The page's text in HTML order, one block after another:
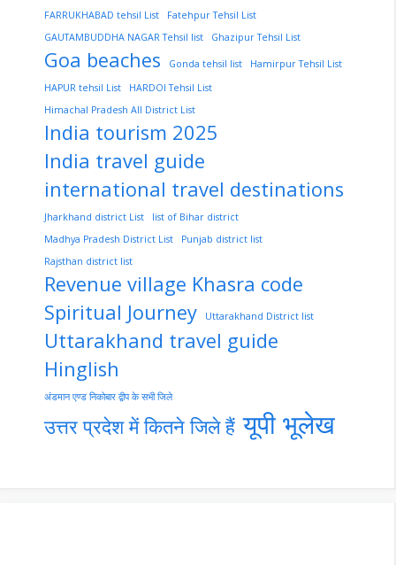
FARRUKHABAD tehsil List
Fatehpur Tehsil List
GAUTAMBUDDHA NAGAR Tehsil list
Ghazipur Tehsil List
Goa beaches Gonda tehsil list
Hamirpur Tehsil List
HAPUR tehsil List
HARDOI Tehsil List
Himachal Pradesh All District List
India tourism 2025
India travel guide
international travel destinations
Jharkhand district List
list of Bihar district
Madhya Pradesh District List
Punjab district list
Rajsthan district list
Revenue village Khasra code
Spiritual Journey
Uttarakhand District list
Uttarakhand travel guide
Hinglish
अंडमान एण्ड निकोबार द्वीप के सभी जिले
उत्तर प्रदेश में कितने जिले हैं यूपी भूलेख